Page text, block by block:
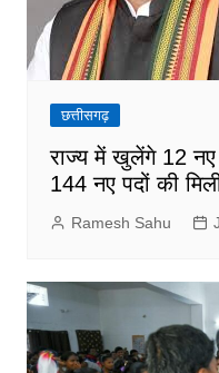
छत्तीसगढ़
राज्य में खुलेंगे 12 नए
144 नए पदों की
Ramesh Sahu